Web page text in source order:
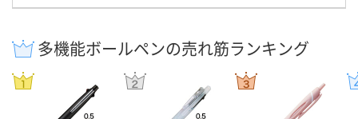
多機能ボールペンの売れ筋ランキング